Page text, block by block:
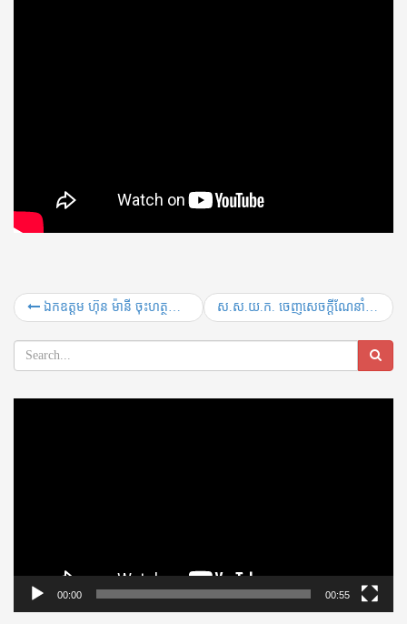
ឯកឧត្តម ហ៊ុន ម៉ានី ចុះហត្ថលេខា ជាមួយអ្នកឧកញ៉ា សៀ ឫទ្ធី លើអនុស្សរណៈនៃការយោគយល់គ្នាដើម្បីបណ្តុះបណ្តាលយុវជន និងផ្តល់ឱកាសការងារ ស.ស.យ.ក. ចេញសេចក្តីណែនាំ ៥ចំណុច ក្នុងយុទ្ធនាការប្រយុទ្ធប្រឆាំងនឹងជំងឺកូវីដ-១៩
00:00 00:55